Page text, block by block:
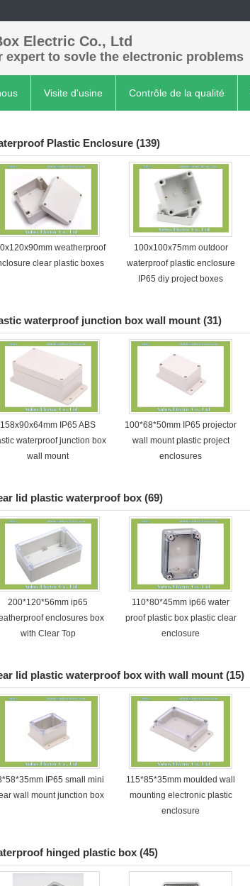
Electric Co., Ltd
expert to sovle the electronic problems
Visite d'usine Contrôle de la qualité
Plastic Enclosure (139)
weatherproof
clear plastic boxes
100x100x75mm outdoor
waterproof plastic enclosure
IP65 diy project boxes
waterproof junction box wall mount (31)
158x90x64mm IP65 ABS
waterproof junction box
wall mount
100*68*50mm IP65 projector
wall mount plastic project
enclosures
lid plastic waterproof box (69)
200*120*56mm ip65
enclosures box
with Clear Top
110*80*45mm ip66 water
proof plastic box plastic clear
enclosure
lid plastic waterproof box with wall mount (15)
IP65 small mini
wall mount junction box
115*85*35mm moulded wall
mounting electronic plastic
enclosure
hinged plastic box (45)